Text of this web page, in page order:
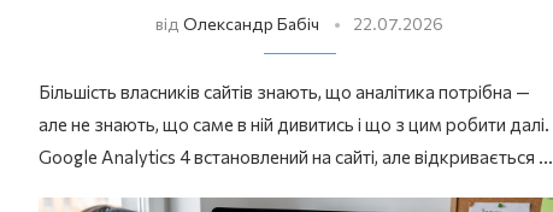
відОлександр Бабіч 22.07.2026
Більшість власників сайтів знають, що аналітика потрібна —
але не знають, що саме в ній дивитись і що з цим робити далі.
Google Analytics 4 встановлений на сайті, але відкривається …